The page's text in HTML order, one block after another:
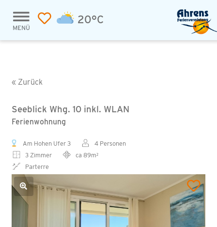
MENÜ
20°C
« Zurück
Seeblick Whg. 10 inkl. WLAN
Ferienwohnung
Am Hohen Ufer 3
4 Personen
3 Zimmer
ca 89m²
Parterre